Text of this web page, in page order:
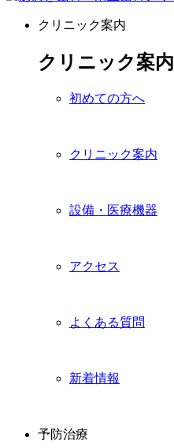
クリニック案内
クリニック案内
初めての方へ
クリニック案内
設備・医療機器
アクセス
よくある質問
新着情報
予防治療